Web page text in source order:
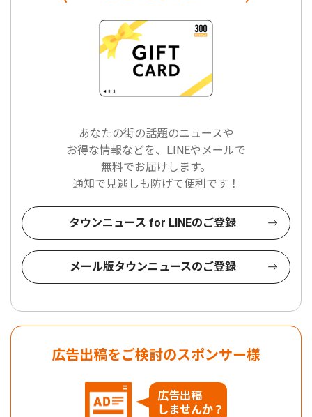
あなたの街の話題のニュースや
お得な情報などを、LINEやメールで
無料でお届けします。
通知で見逃しも防げて便利です！
タウンニュース for LINEのご登録
メール版タウンニュースのご登録
広告出稿をご検討のスポンサー様
広告出稿
しませんか？